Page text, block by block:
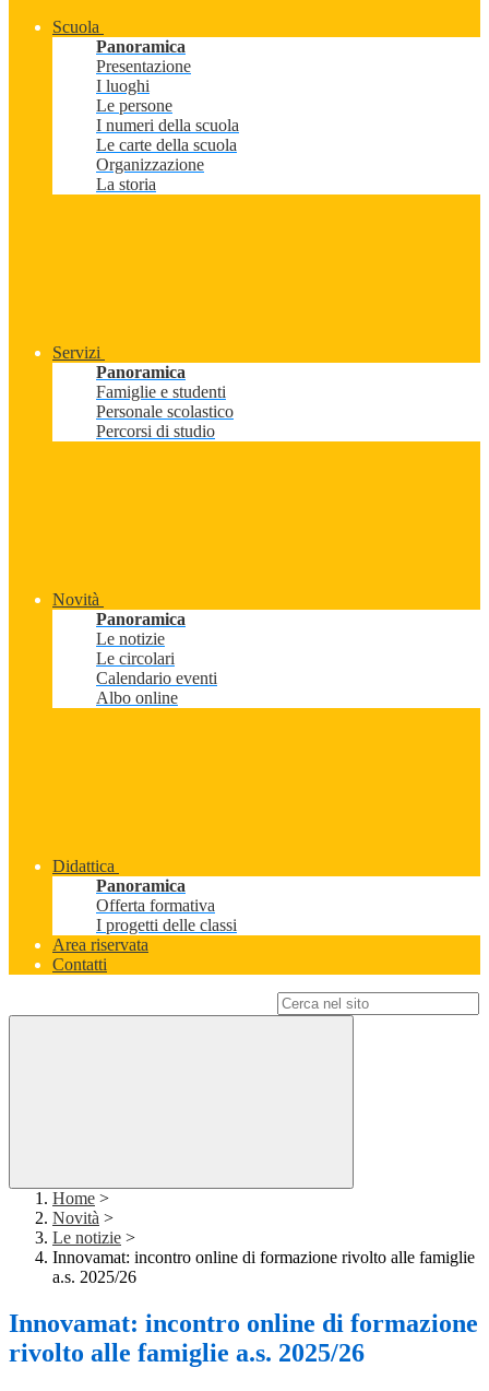
Scuola
Panoramica
Presentazione
I luoghi
Le persone
I numeri della scuola
Le carte della scuola
Organizzazione
La storia
Servizi
Panoramica
Famiglie e studenti
Personale scolastico
Percorsi di studio
Novità
Panoramica
Le notizie
Le circolari
Calendario eventi
Albo online
Didattica
Panoramica
Offerta formativa
I progetti delle classi
Area riservata
Contatti
Home >
Novità >
Le notizie >
Innovamat: incontro online di formazione rivolto alle famiglie
a.s. 2025/26
Innovamat: incontro online di formazione
rivolto alle famiglie a.s. 2025/26